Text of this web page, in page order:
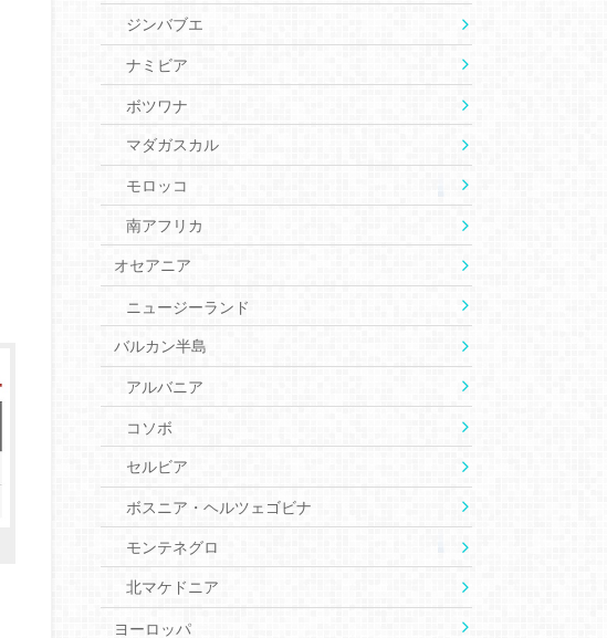
ジンバブエ
ナミビア
ボツワナ
マダガスカル
モロッコ
南アフリカ
オセアニア
ニュージーランド
バルカン半島
アルバニア
コソボ
セルビア
ボスニア・ヘルツェゴビナ
モンテネグロ
北マケドニア
ヨーロッパ